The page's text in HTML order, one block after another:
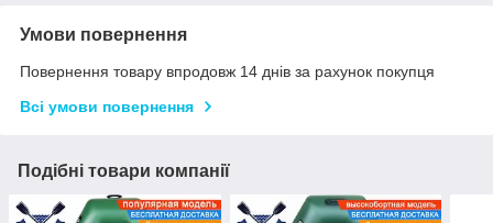
Умови повернення
Повернення товару впродовж 14 днів за рахунок покупця
Всі умови повернення
Подібні товари компанії